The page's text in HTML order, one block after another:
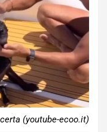
(youtube-ecoo.it)